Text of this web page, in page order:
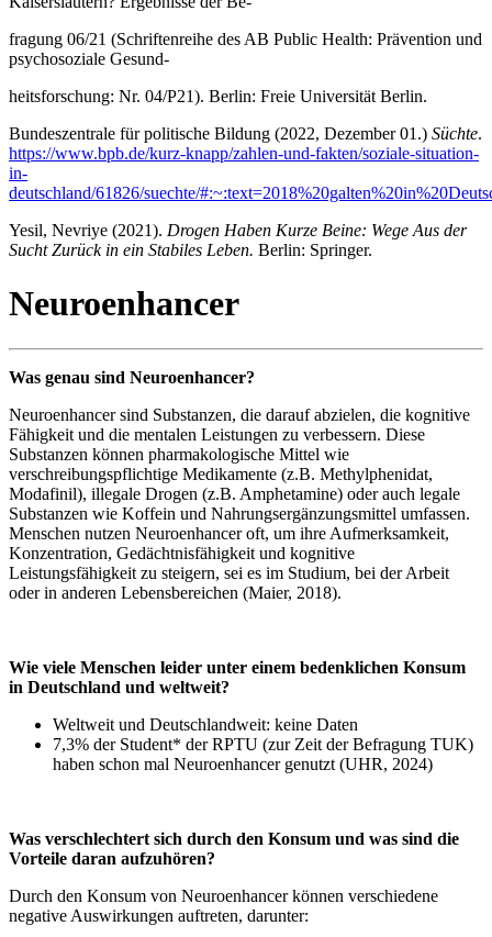
fragung 06/21 (Schriftenreihe des AB Public Health: Prävention und
psychosoziale Gesund-
heitsforschung: Nr. 04/P21). Berlin: Freie Universität Berlin.
Bundeszentrale für politische Bildung (2022, Dezember 01.) Süchte.
https://www.bpb.de/kurz-knapp/zahlen-und-fakten/soziale-situation-
in-
deutschland/61826/suechte/
Yesil, Nevriye (2021). Drogen Haben Kurze Beine: Wege Aus der
Sucht Zurück in ein Stabiles Leben. Berlin: Springer.
Neuroenhancer
Was genau sind Neuroenhancer?
Neuroenhancer sind Substanzen, die darauf abzielen, die kognitive
Fähigkeit und die mentalen Leistungen zu verbessern. Diese
Substanzen können pharmakologische Mittel wie
verschreibungspflichtige Medikamente (z.B. Methylphenidat,
Modafinil), illegale Drogen (z.B. Amphetamine) oder auch legale
Substanzen wie Koffein und Nahrungsergänzungsmittel umfassen.
Menschen nutzen Neuroenhancer oft, um ihre Aufmerksamkeit,
Konzentration, Gedächtnisfähigkeit und kognitive
Leistungsfähigkeit zu steigern, sei es im Studium, bei der Arbeit
oder in anderen Lebensbereichen (Maier, 2018).
Wie viele Menschen leider unter einem bedenklichen Konsum
in Deutschland und weltweit?
Weltweit und Deutschlandweit: keine Daten
7,3% der Student* der RPTU (zur Zeit der Befragung TUK)
haben schon mal Neuroenhancer genutzt (UHR, 2024)
Was verschlechtert sich durch den Konsum und was sind die
Vorteile daran aufzuhören?
Durch den Konsum von Neuroenhancer können verschiedene
negative Auswirkungen auftreten, darunter: